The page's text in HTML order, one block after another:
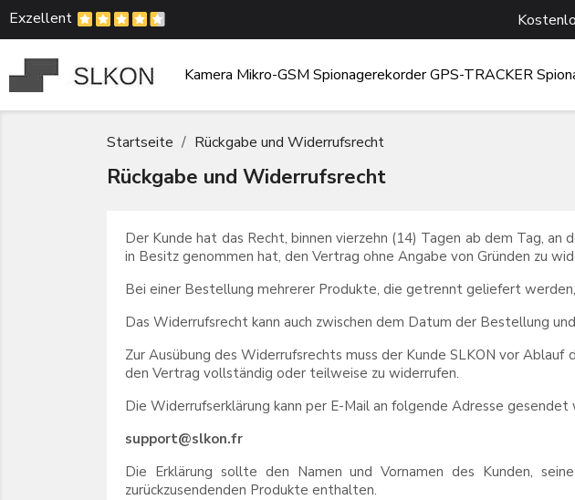
Exzellent
Kamera Mikro-GSM SpionagerekorderGPS-TRACKER
Startseite Rückgabe und Widerrufsrecht
Rückgabe und Widerrufsrecht
Der Kunde hat das Recht, binnen vierzehn (14) Tagen ab dem Tag,
in Besitz genommen hat, den Vertrag ohne Angabe von Gründen zu
Bei einer Bestellung mehrerer Produkte, die getrennt geliefert
Das Widerrufsrecht kann auch zwischen dem Datum der Bestellung
Zur Ausübung des Widerrufsrechts muss der Kunde SLKON vor
den Vertrag vollständig oder teilweise zu widerrufen.
Die Widerrufserklärung kann per E-Mail an folgende Adresse gesendet
support@slkon.fr
Die Erklärung sollte den Namen und Vornamen des Kunden,
zurückzusendenden Produkte enthalten.